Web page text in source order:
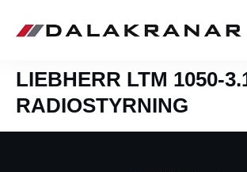
LIEBHERR LTM 1050-
RADIOSTYRNING